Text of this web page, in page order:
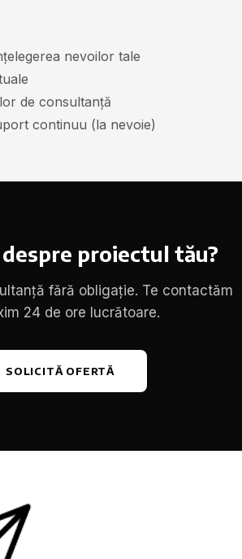
nevoilor tale
de consultanță
continuu (la nevoie)
proiectul tău?
fără obligație. Te contactăm
24 de ore lucrătoare.
SOLICITĂ OFERTĂ